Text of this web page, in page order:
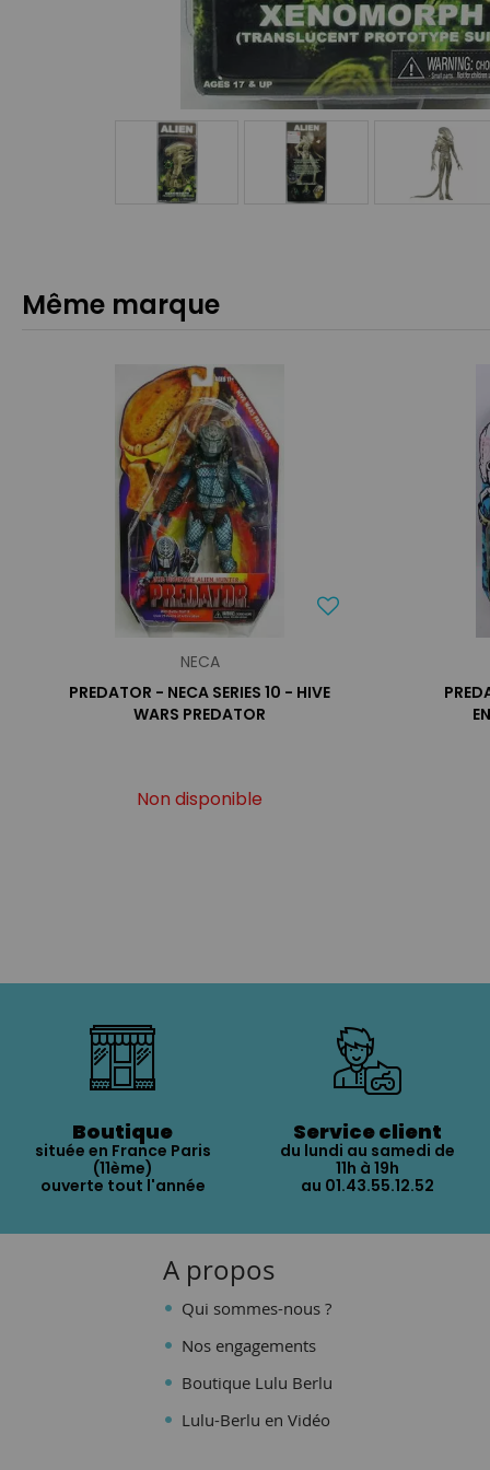
Même marque
NECA
PREDATOR - NECA SERIES 10 - HIVE
WARS PREDATOR
Non disponible
Boutique
située en France Paris
(11ème)
ouverte tout l'année
Service client
du lundi au samedi de
11h à 19h
au 01.43.55.12.52
A propos
Qui sommes-nous ?
Nos engagements
Boutique Lulu Berlu
Lulu-Berlu en Vidéo